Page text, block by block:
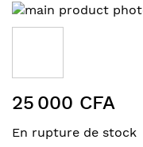
Skip
to
of
the
images
gallery
to
beginning
25 000 CFA
En rupture de stock